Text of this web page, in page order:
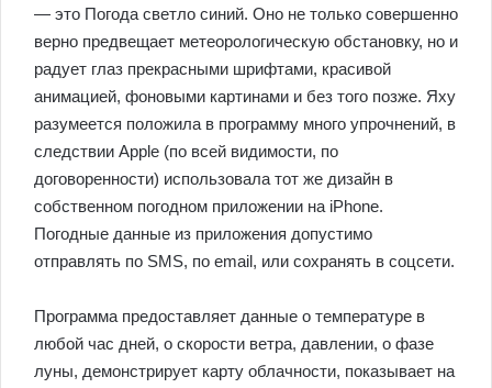
— это Погода светло синий. Оно не только совершенно
верно предвещает метеорологическую обстановку, но и
радует глаз прекрасными шрифтами, красивой
анимацией, фоновыми картинами и без того позже. Яху
разумеется положила в программу много упрочнений, в
следствии Apple (по всей видимости, по
договоренности) использовала тот же дизайн в
собственном погодном приложении на iPhone.
Погодные данные из приложения допустимо
отправлять по SMS, по email, или сохранять в соцсети.
Программа предоставляет данные о температуре в
любой час дней, о скорости ветра, давлении, о фазе
луны, демонстрирует карту облачности, показывает на